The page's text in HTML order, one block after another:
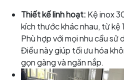
Thiết kế linh hoạt: Kệ inox
kích thước khác nhau, từ kệ
Phù hợp với mọi nhu cầu sử
Điều này giúp tối ưu hóa
gọn gàng và ngăn nắp.